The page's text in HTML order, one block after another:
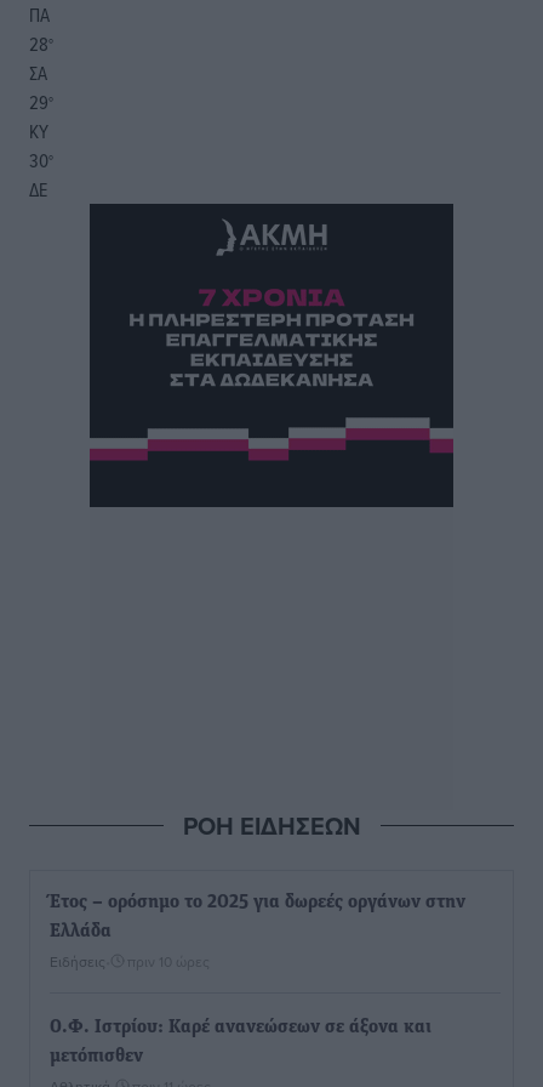
ΠΑ
28°
ΣΑ
29°
ΚΥ
30°
ΔΕ
ΡΟΗ ΕΙΔΗΣΕΩΝ
Έτος – ορόσημο το 2025 για δωρεές οργάνων στην
Ελλάδα
Ειδήσεις πριν 10 ώρες
Ο.Φ. Ιστρίου: Καρέ ανανεώσεων σε άξονα και
μετόπισθεν